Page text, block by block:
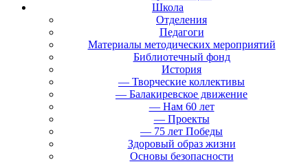
Школа
Отделения
Педагоги
Материалы методических мероприятий
Библиотечный фонд
История
— Творческие коллективы
— Балакиревское движение
— Нам 60 лет
— Проекты
— 75 лет Победы
Здоровый образ жизни
Основы безопасности